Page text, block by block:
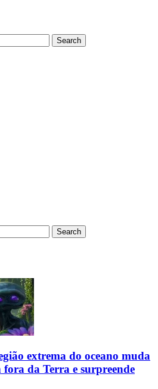
Search
Search
extrema do oceano muda
da Terra e surpreende